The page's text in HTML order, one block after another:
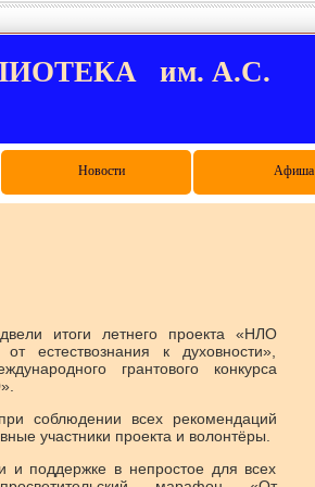
им. А.С.
Новости Афиша
итоги летнего проекта «НЛО
естествознания к духовности»,
грантового конкурса
соблюдении всех рекомендаций
участники проекта и волонтёры.
поддержке в непростое для всех